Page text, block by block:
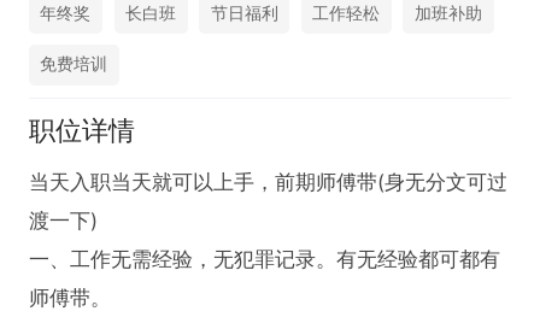
年终奖 长白班 节日福利 工作轻松 加班补助
免费培训
职位详情
当天入职当天就可以上手，前期师傅带(身无分文可过
渡一下)
一、工作无需经验，无犯罪记录。有无经验都可都有
师傅带。